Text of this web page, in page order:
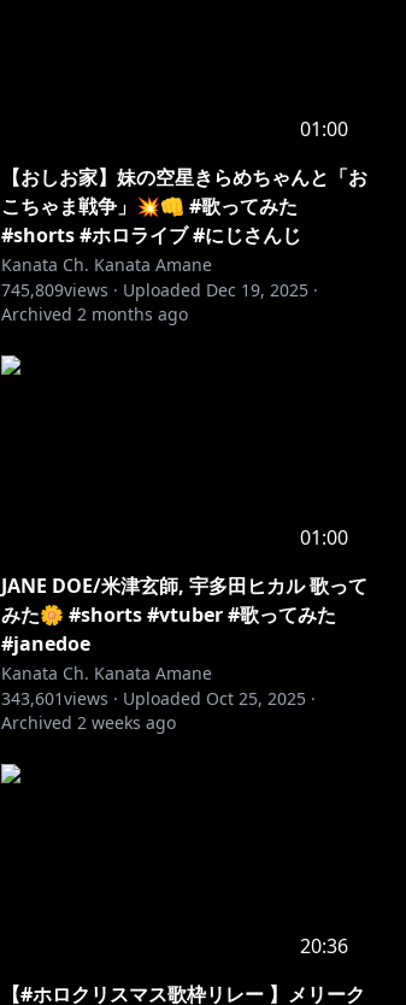
01:00
【おしお家】妹の空星きらめちゃんと「お
こちゃま戦争」💥👊 #歌ってみた
#shorts #ホロライブ #にじさんじ
Kanata Ch. Kanata Amane
745,809views · Uploaded Dec 19, 2025 ·
Archived 2 months ago
01:00
JANE DOE/米津玄師, 宇多田ヒカル 歌って
みた🌼 #shorts #vtuber #歌ってみた
#janedoe
Kanata Ch. Kanata Amane
343,601views · Uploaded Oct 25, 2025 ·
Archived 2 weeks ago
20:36
【#ホロクリスマス歌枠リレー 】メリーク